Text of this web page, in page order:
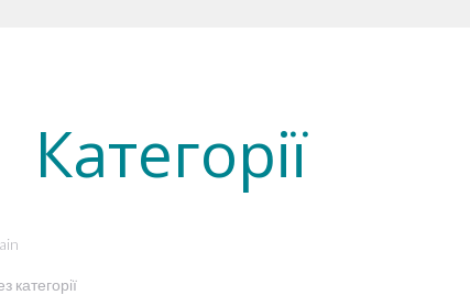
Категорії
категорії